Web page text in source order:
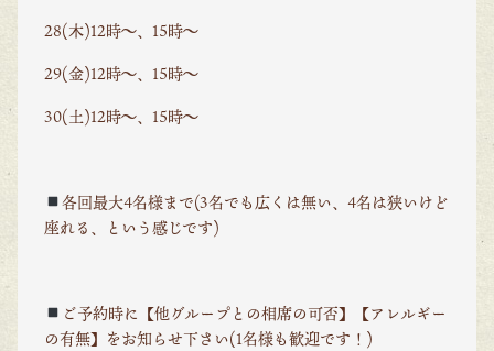
28(木)12時〜、15時〜
29(金)12時〜、15時〜
30(土)12時〜、15時〜
各回最大4名様まで(3名でも広くは無い、4名は狭いけど
座れる、という感じです)
ご予約時に【他グループとの相席の可否】【アレルギー
の有無】をお知らせ下さい(1名様も歓迎です！)